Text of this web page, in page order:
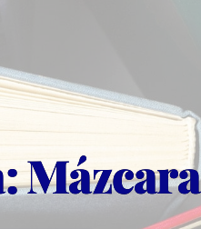
Mázcara